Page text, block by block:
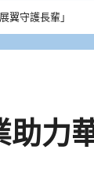
翼守護長輩」
力